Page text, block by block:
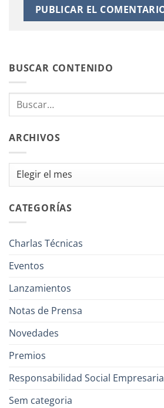
BUSCAR CONTENIDO
ARCHIVOS
Archivos
CATEGORÍAS
Charlas Técnicas
Eventos
Lanzamientos
Notas de Prensa
Novedades
Premios
Responsabilidad Social Empresaria
Sem categoria